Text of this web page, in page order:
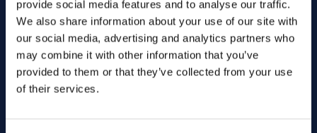
provide social media features and to analyse our traffic.
We also share information about your use of our site with
our social media, advertising and analytics partners who
may combine it with other information that you’ve
provided to them or that they’ve collected from your use
of their services.